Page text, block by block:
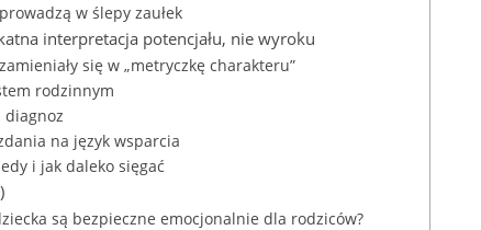
w ślepy zaułek
interpretacja potencjału, nie wyroku
się w „metryczkę charakteru”
rodzinnym
diagnoz
na język wsparcia
i jak daleko sięgać
są bezpieczne emocjonalnie dla rodziców?